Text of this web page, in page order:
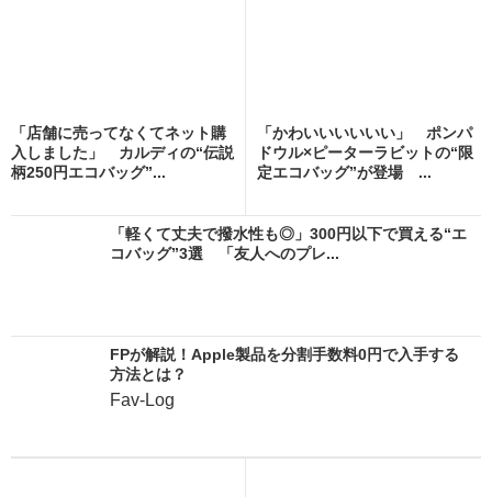
「店舗に売ってなくてネット購
入しました」 カルディの“伝説
柄250円エコバッグ”...
「かわいいいいいい」 ポンパ
ドウル×ピーターラビットの“限
定エコバッグ”が登場 ...
「軽くて丈夫で撥水性も◎」300円以下で買える“エ
コバッグ”3選 「友人へのプレ...
FPが解説！Apple製品を分割手数料0円で入手する
方法とは？
Fav-Log